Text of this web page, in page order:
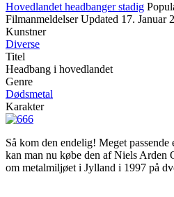
Hovedlandet headbanger stadig
Filmanmeldelser Updated 17. Januar
Kunstner
Diverse
Titel
Headbang i hovedlandet
Genre
Dødsmetal
Karakter
Så kom den endelig! Meget
kan man nu købe den af Niels Arden
om metalmiljøet i Jylland i 1997 på